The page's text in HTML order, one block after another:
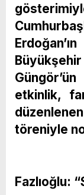
Güngör’ün
etkinlik,
töreniyle
Fazlıoğlu: